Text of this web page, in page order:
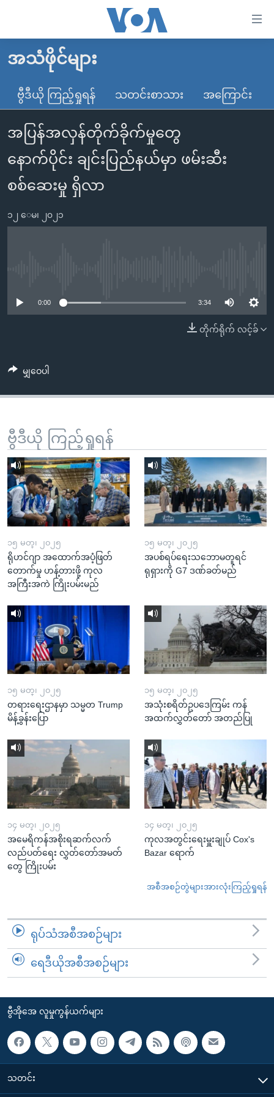
လွယ်ကူ
သည့်
Link
များ
ပင်မ
အကြောင်းအရာ
ကျော်
ကြည့်
ရှာဖွေ
နေရာ
သို့
ကျော်
ရန်
မူလစာမျက်နှာ
မြန်မာ
ကမ္ဘာ့သတင်းများ
နိုင်ငံတကာ
အမေရိကန်
တရုတ်
အစ္စရေး-ပါလက်စတိုင်း
ဗွီဒီယို
သတင်းလွတ်လပ်ခွင့်
ရပ်ဝန်းတခု လမ်းတခု အလွန်
အင်္ဂလိပ်စာလေ့လာမယ်
အမေရိကန်သုံးအီဒီယံ
အပတ်စဉ်ကဏ္ဍများ
အသံဖိုင်များ
ဗွီဒီယို ကြည့်ရှုရန် သတင်းစာသား အကြောင်း
အပြန်အလှန်တိုက်ခိုက်မှုတွေ
နောက်ပိုင်း ချင်းပြည်နယ်မှာ ဖမ်းဆီး
စစ်ဆေးမှု ရှိလာ
၁၂ ေမ၊ ၂၀၂၁
0:00 3:34
တိုက်ရိုက် လင့်ခ်
မျှဝေပါ
ဗွီဒီယို ကြည့်ရှုရန်
၁၅ မတ္၊ ၂၀၂၅
ရိုဟင်ဂျာ အထောက်အပံ့ဖြတ်
တောက်မှု ဟန့်တားဖို့ ကုလ
အကြီးအကဲ ကြိုးပမ်းမည်
၁၅ မတ္၊ ၂၀၂၅
အပစ်ရပ်ရေးသဘောမတူရင်
ရုရှားကို G7 ဒဏ်ခတ်မည်
၁၅ မတ္၊ ၂၀၂၅
တရားရေးဌာနမှာ သမ္မတ Trump
မိန့်ခွန်းပြော
၁၅ မတ္၊ ၂၀၂၅
အသုံးစရိတ်ဥပဒေကြမ်း ကန်
အထက်လွှတ်တော် အတည်ပြု
၁၄ မတ္၊ ၂၀၂၅
အမေရိကန်အစိုးရဆက်လက်
လည်ပတ်ရေး လွှတ်တော်အမတ်
တွေ ကြိုးပမ်း
၁၄ မတ္၊ ၂၀၂၅
ကုလအတွင်းရေးမှူးချုပ် Cox's
Bazar ရောက်
အစီအစဉ်တွဲများအားလုံးကြည့်ရှုရန်
ရုပ်သံအစီအစဉ်များ
ရေဒီယိုအစီအစဉ်များ
ဗွီအိုအေ လူမှုကွန်ယက်များ
သတင်း